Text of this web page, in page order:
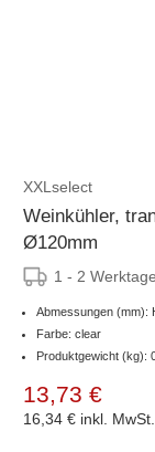
XXLselect
Weinkühler,
Ø120mm
1 - 2 Werktage
Abmessungen (mm):
Farbe: clear
Produktgewicht (kg):
13,73 €
16,34 € inkl. MwSt.